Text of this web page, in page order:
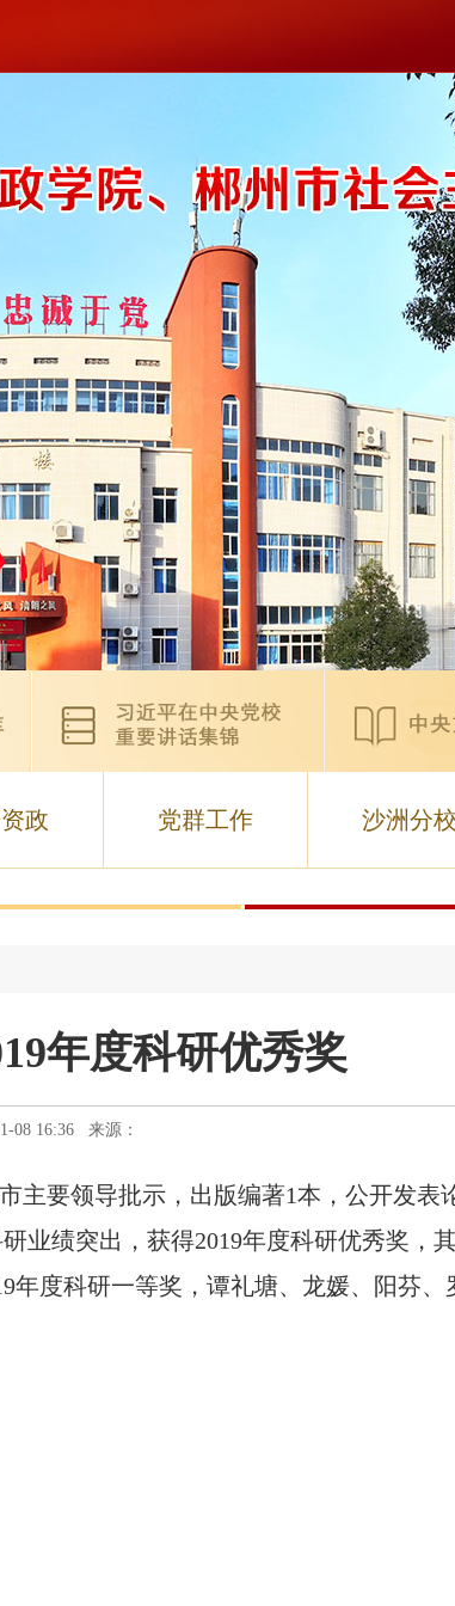
政 党群工作 沙洲分校
年度科研优秀奖
08 16:36 来源：
主要领导批示，出版编著1本，公开发表
业绩突出，获得2019年度科研优秀奖，
度科研一等奖，谭礼塘、龙媛、阳芬、